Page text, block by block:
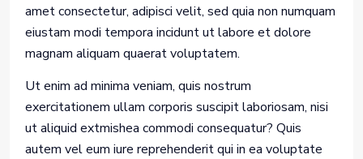
amet consectetur, adipisci velit, sed quia non numquam
eiustam modi tempora incidunt ut labore et dolore
magnam aliquam quaerat voluptatem.
Ut enim ad minima veniam, quis nostrum
exercitationem ullam corporis suscipit laboriosam, nisi
ut aliquid extmishea commodi consequatur? Quis
autem vel eum iure reprehenderit qui in ea voluptate